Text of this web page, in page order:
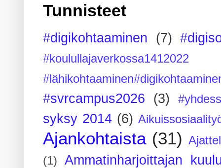
Tunnisteet
#digikohtaaminen (7)
#koulullajaverkossa1412022
#svrcampus2026 (3)
syksy 2014 (6)
Ajankohtaista (31)
(1)
Ammatinharjoittajan